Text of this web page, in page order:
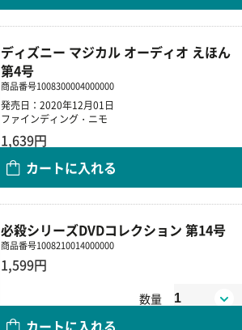
ディズニー マジカル オーディオ えほん
第4号
商品番号1008300004000000
発売日：2020年12月01日
ファインディング・ニモ
1,639円
カートに入れる
必殺シリーズDVDコレクション 第14号
商品番号1008210014000000
1,599円
数量
カートに入れる